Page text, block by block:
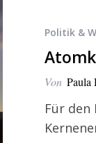
Politik &
Von Paula
Für den